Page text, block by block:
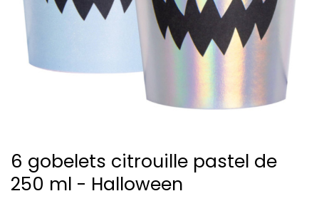
6 gobelets citrouille pastel de
250 ml - Halloween